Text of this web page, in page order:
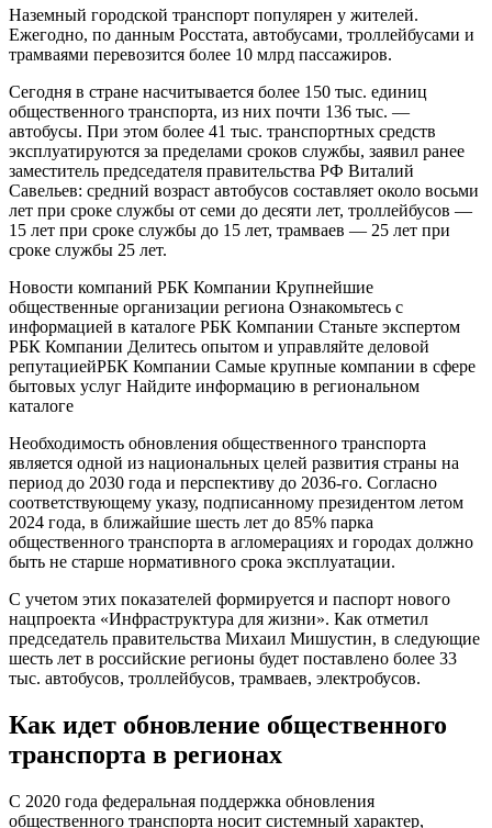
Наземный городской транспорт популярен у жителей.
Ежегодно, по данным Росстата, автобусами, троллейбусами и
трамваями перевозится более 10 млрд пассажиров.
Сегодня в стране насчитывается более 150 тыс. единиц
общественного транспорта, из них почти 136 тыс. —
автобусы. При этом более 41 тыс. транспортных средств
эксплуатируются за пределами сроков службы, заявил ранее
заместитель председателя правительства РФ Виталий
Савельев: средний возраст автобусов составляет около восьми
лет при сроке службы от семи до десяти лет, троллейбусов —
15 лет при сроке службы до 15 лет, трамваев — 25 лет при
сроке службы 25 лет.
Новости компаний РБК Компании Крупнейшие
общественные организации региона Ознакомьтесь с
информацией в каталоге РБК Компании Станьте экспертом
РБК Компании Делитесь опытом и управляйте деловой
репутациейРБК Компании Самые крупные компании в сфере
бытовых услуг Найдите информацию в региональном
каталоге
Необходимость обновления общественного транспорта
является одной из национальных целей развития страны на
период до 2030 года и перспективу до 2036-го. Согласно
соответствующему указу, подписанному президентом летом
2024 года, в ближайшие шесть лет до 85% парка
общественного транспорта в агломерациях и городах должно
быть не старше нормативного срока эксплуатации.
С учетом этих показателей формируется и паспорт нового
нацпроекта «Инфраструктура для жизни». Как отметил
председатель правительства Михаил Мишустин, в следующие
шесть лет в российские регионы будет поставлено более 33
тыс. автобусов, троллейбусов, трамваев, электробусов.
Как идет обновление общественного
транспорта в регионах
С 2020 года федеральная поддержка обновления
общественного транспорта носит системный характер,